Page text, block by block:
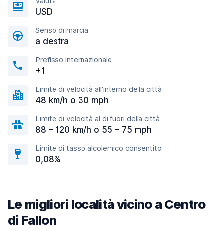
USD
Senso di marcia
a destra
Prefisso internazionale
+1
Limite di velocità all'interno della città
48 km/h o 30 mph
Limite di velocità al di fuori della città
88 – 120 km/h o 55 – 75 mph
Limite di tasso alcolemico consentito
0,08%
Le migliori località vicino a Centro
di Fallon